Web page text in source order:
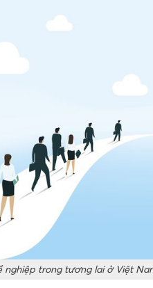
nghiệp trong tương lai ở Việt